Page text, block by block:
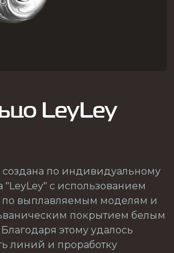
LeyLey
по индивидуальному
"LeyLey" с использованием
по выплавляемым моделям и
покрытием белым
этому удалось
линий и проработку